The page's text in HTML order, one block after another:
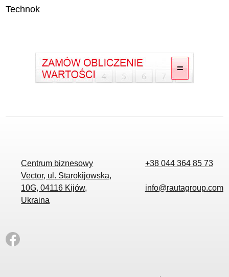
Technok
Centrum biznesowy
Vector, ul. Starokijowska,
10G, 04116 Kijów,
Ukraina
+38 044 364 85 73
info@rautagroup.com